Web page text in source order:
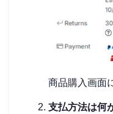
商品購入画面
支払方法は何